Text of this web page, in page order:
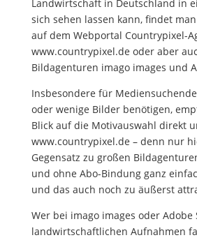
Landwirtschaft in Deutschland in
sich sehen lassen kann, findet
auf dem Webportal Countrypixel-
www.countrypixel.de oder aber
Bildagenturen imago images und
Insbesondere für
oder wenige Bilder benötigen,
Blick auf die Motivauswahl direkt
www.countrypixel.de – denn nur
Gegensatz zu großen
und ohne Abo-Bindung ganz
und das auch noch zu äußerst
Wer bei imago images oder Adobe
landwirtschaftlichen Aufnahmen